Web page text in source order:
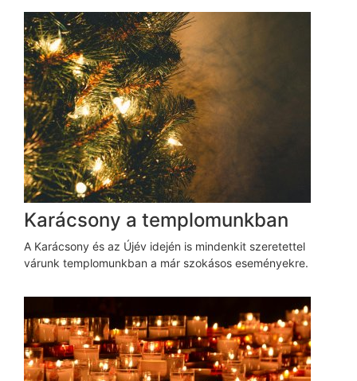
Karácsony a templomunkban
A Karácsony és az Újév idején is mindenkit szeretettel
várunk templomunkban a már szokásos eseményekre.